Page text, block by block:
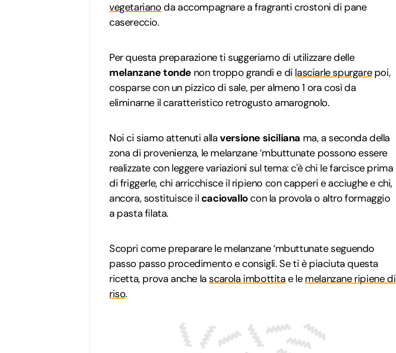
vegetariano da accompagnare a fragranti crostoni di pane
casereccio.
Per questa preparazione ti suggeriamo di utilizzare delle
melanzane tonde non troppo grandi e di lasciarle spurgarepoi,
cosparse con un pizzico di sale, per almeno 1 ora così da
eliminarne il caratteristico retrogusto amarognolo.
Noi ci siamo attenuti allaversione siciliana ma, a seconda della
zona di provenienza, le melanzane ‘mbuttunate possono essere
realizzate con leggere variazioni sul tema: c'è chi le farcisce prima
di friggerle, chi arricchisce il ripieno con capperi e acciughe e chi,
ancora, sostituisce il caciovallocon la provola o altro formaggio
a pasta filata.
Scopri come preparare le melanzane ‘mbuttunate seguendo
passo passo procedimento e consigli. Se ti è piaciuta questa
ricetta, prova anche la scarola imbottita e lemelanzane ripiene di
riso.